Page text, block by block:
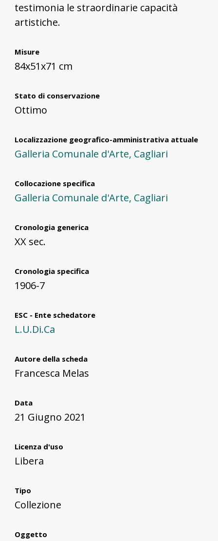
testimonia le straordinarie capacità
artistiche.
Misure
84x51x71 cm
Stato di conservazione
Ottimo
Localizzazione geografico-amministrativa attuale
Galleria Comunale d'Arte, Cagliari
Collocazione specifica
Galleria Comunale d'Arte, Cagliari
Cronologia generica
XX sec.
Cronologia specifica
1906-7
ESC - Ente schedatore
L.U.Di.Ca
Autore della scheda
Francesca Melas
Data
21 Giugno 2021
Licenza d'uso
Libera
Tipo
Collezione
Oggetto